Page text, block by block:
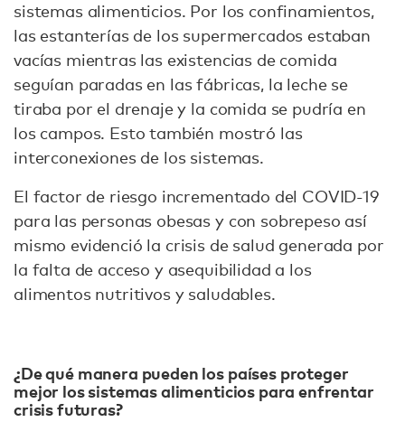
sistemas alimenticios. Por los confinamientos,
las estanterías de los supermercados estaban
vacías mientras las existencias de comida
seguían paradas en las fábricas, la leche se
tiraba por el drenaje y la comida se pudría en
los campos. Esto también mostró las
interconexiones de los sistemas.
El factor de riesgo incrementado del COVID-19
para las personas obesas y con sobrepeso así
mismo evidenció la crisis de salud generada por
la falta de acceso y asequibilidad a los
alimentos nutritivos y saludables.
¿De qué manera pueden los países proteger
mejor los sistemas alimenticios para enfrentar
crisis futuras?